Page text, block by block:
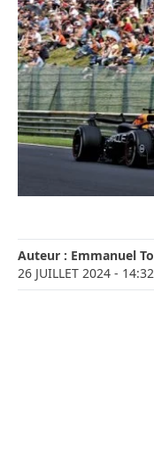
Auteur : Emmanuel
26 JUILLET 2024 - 14:32